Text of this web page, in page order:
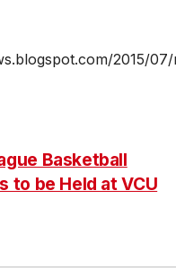
2015/
Basketball
to be Held at VCU